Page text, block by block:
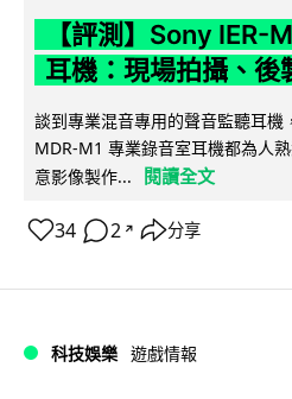
【評測】Sony IER-
耳機：現場拍攝、後
談到專業混音專用的聲音監聽耳
MDR-M1 專業錄音室耳機都為人
意影像製作...
閱讀全文
34 2 ↗ 分享
科技娛樂 遊戲情報